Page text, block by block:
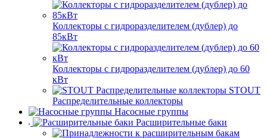
Коллекторы с гидроразделителем (дублер) до
85кВт
Коллекторы с гидроразделителем (дублер) до 60
кВт
STOUT
Распределительные коллекторы
Насосные группы
Расширительные баки